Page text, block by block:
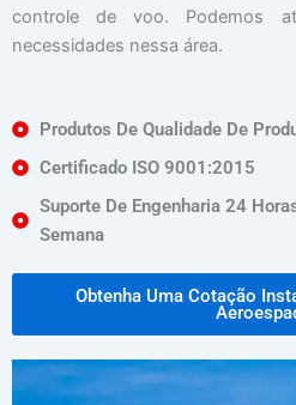
controle de voo. Podemos
necessidades nessa área.
Produtos De Qualidade De
Certificado ISO 9001:2015
Suporte De Engenharia 24
Semana
Obtenha Uma Cotação